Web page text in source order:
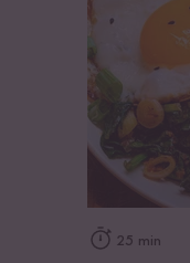
25 min